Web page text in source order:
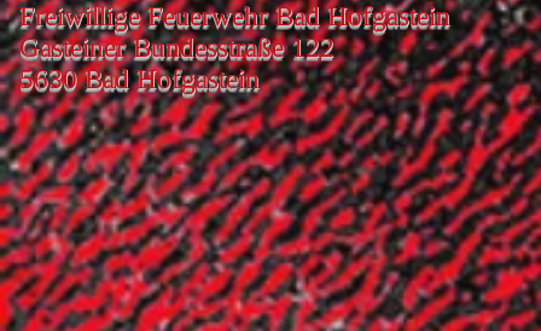
Freiwillige Feuerwehr Bad Hofgastein
Gasteiner Bundesstraße 122
5630 Bad Hofgastein